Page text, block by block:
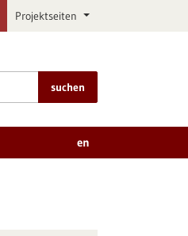
Projektseiten
suchen
en